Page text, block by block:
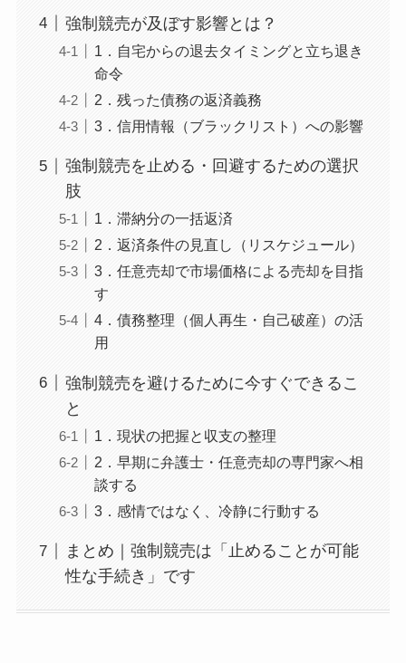
強制競売が及ぼす影響とは？
1．自宅からの退去タイミングと立ち退き
命令
2．残った債務の返済義務
3．信用情報（ブラックリスト）への影響
強制競売を止める・回避するための選択
肢
1．滞納分の一括返済
2．返済条件の見直し（リスケジュール）
3．任意売却で市場価格による売却を目指
す
4．債務整理（個人再生・自己破産）の活
用
強制競売を避けるために今すぐできるこ
と
1．現状の把握と収支の整理
2．早期に弁護士・任意売却の専門家へ相
談する
3．感情ではなく、冷静に行動する
まとめ｜強制競売は「止めることが可能
性な手続き」です